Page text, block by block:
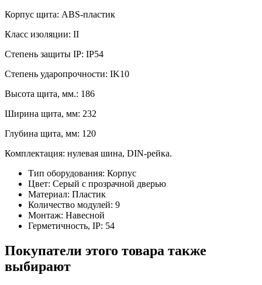
Корпус щита: ABS-пластик
Класс изоляции: II
Степень защиты IP: IP54
Степень ударопрочности: IK10
Высота щита, мм.: 186
Ширина щита, мм: 232
Глубина щита, мм: 120
Комплектация: нулевая шина, DIN-рейка.
Тип оборудования: Корпус
Цвет: Серый с прозрачной дверью
Материал: Пластик
Количество модулей: 9
Монтаж: Навесной
Герметичность, IP: 54
Покупатели этого товара также
выбирают